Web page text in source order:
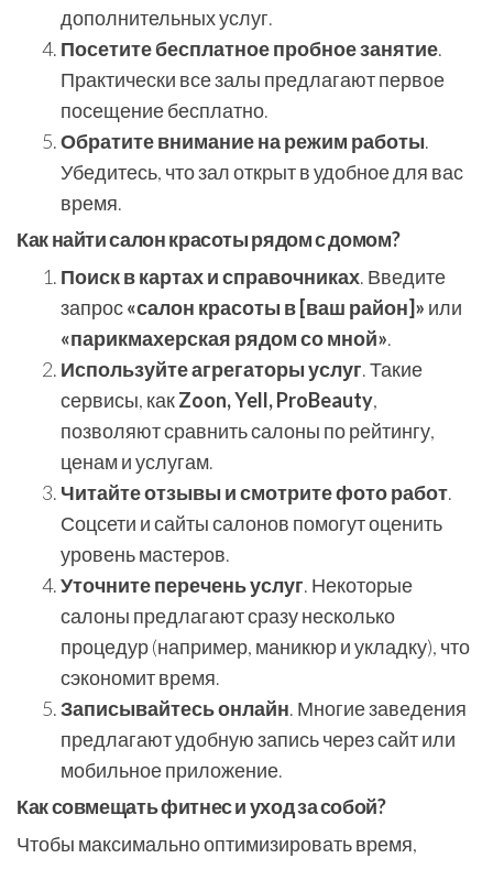
дополнительных услуг.
Посетите бесплатное пробное занятие.
Практически все залы предлагают первое
посещение бесплатно.
Обратите внимание на режим работы.
Убедитесь, что зал открыт в удобное для вас
время.
Как найти салон красоты рядом с домом?
Поиск в картах и справочниках. Введите
запрос«салон красоты в [ваш район]» или
«парикмахерская рядом со мной».
Используйте агрегаторы услуг. Такие
сервисы, какZoon, Yell, ProBeauty,
позволяют сравнить салоны по рейтингу,
ценам и услугам.
Читайте отзывы и смотрите фото работ.
Соцсети и сайты салонов помогут оценить
уровень мастеров.
Уточните перечень услуг. Некоторые
салоны предлагают сразу несколько
процедур (например, маникюр и укладку), что
сэкономит время.
Записывайтесь онлайн. Многие заведения
предлагают удобную запись через сайт или
мобильное приложение.
Как совмещать фитнес и уход за собой?
Чтобы максимально оптимизировать время,